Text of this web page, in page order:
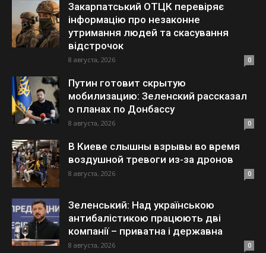
Закарпатський ОТЦК перевіряє
інформацію про незаконне
утримання людей та скасування
відстрочок
8 августа, 2026 0
Путин готовит скрытую
мобилизацию: Зеленский рассказал
о планах по Донбассу
8 августа, 2026 0
В Киеве слышны взрывы во время
воздушной тревоги из-за дронов
8 августа, 2026 0
Зеленський: Над українською
антибалістикою працюють дві
компанії – приватна і державна
8 августа, 2026 0